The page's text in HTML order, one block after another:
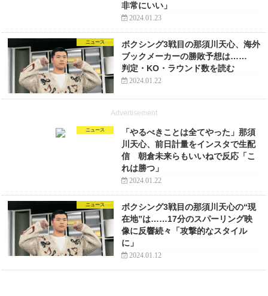
非常にいい」
2024.01.23
ニュース
ボクシング3戦目の那須川天心、海外
ブックメーカーの勝敗予想は……
判定・KO・ラウンド数を読む
2024.01.22
Advertisement
ニュース
「やるべきことは全てやった」那須
川天心、前日計量をインスタで生配
信 朝倉未来らもいいねで反応「こ
れは勝つ」
2024.01.22
ニュース
ボクシング3戦目の那須川天心の“現
在地”は……17分のスパーリング映
像に反響続々「攻撃的なスタイル
に」
2024.01.12